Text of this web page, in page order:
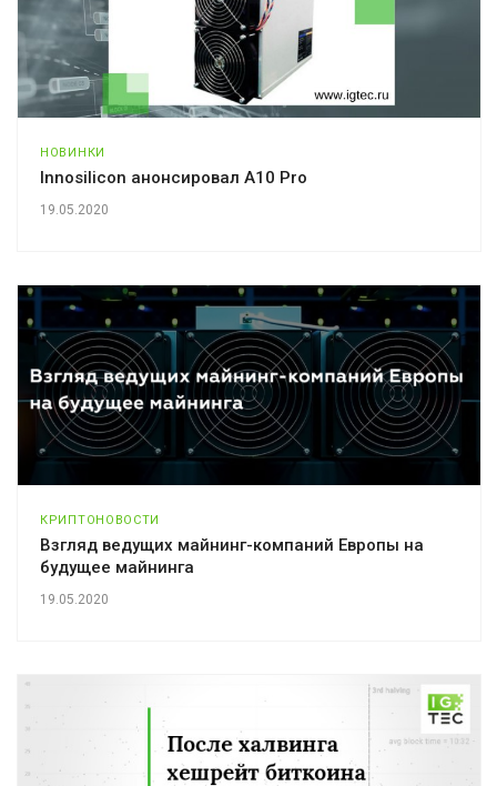
НОВИНКИ
Innosilicon анонсировал A10 Pro
19.05.2020
КРИПТОНОВОСТИ
Взгляд ведущих майнинг-компаний Европы на
будущее майнинга
19.05.2020